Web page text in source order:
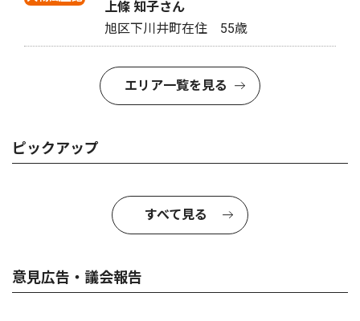
上條 知子さん
旭区下川井町在住 55歳
エリア一覧を見る
ピックアップ
すべて見る
意見広告・議会報告